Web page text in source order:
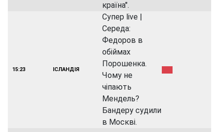
країна".
15:23 ІСЛАНДІЯ
Супер live |
Середа:
Федоров в
обіймах
Порошенка.
Чому не
чіпають
Мендель?
Бандеру судили
в Москві.